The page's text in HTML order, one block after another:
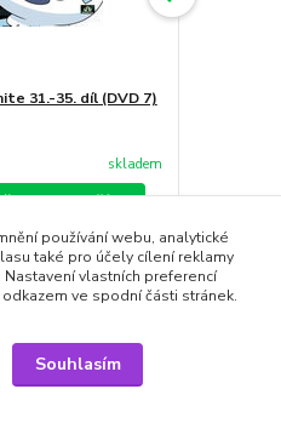
31.-35. díl (DVD 7)
skladem
do košíku
používání webu, analytické
také pro účely cílení reklamy
vlastních preferencí
ve spodní části stránek.
Souhlasím